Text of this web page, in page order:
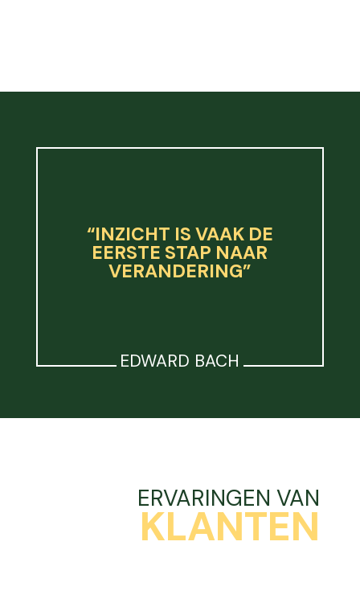
“INZICHT IS VAAK DE
EERSTE STAP NAAR
VERANDERING”
EDWARD BACH
ERVARINGEN VAN
KLANTEN